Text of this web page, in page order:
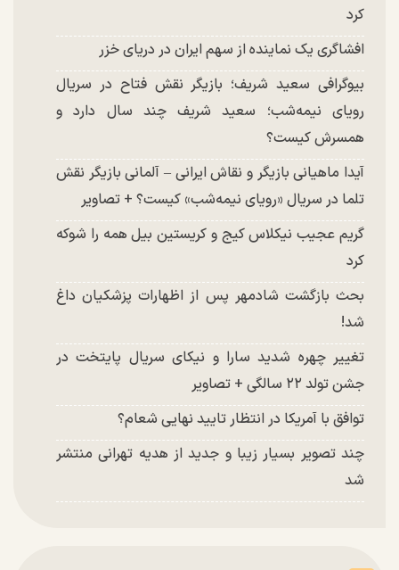
کرد
افشاگری یک نماینده از سهم ایران در دریای خزر
بیوگرافی سعید شریف؛ بازیگر نقش فتاح در سریال
رویای نیمه‌شب؛ سعید شریف چند سال دارد و
همسرش کیست؟
آیدا ماهیانی بازیگر و نقاش ایرانی – آلمانی بازیگر نقش
تلما در سریال «رویای نیمه‌شب» کیست؟ + تصاویر
گریم عجیب نیکلاس کیج و کریستین بیل همه را شوکه
کرد
بحث بازگشت شادمهر پس از اظهارات پزشکیان داغ
شد!
تغییر چهره شدید سارا و نیکای سریال پایتخت در
جشن تولد ۲۲ سالگی + تصاویر
توافق با آمریکا در انتظار تایید نهایی شعام؟
چند تصویر بسیار زیبا و جدید از هدیه تهرانی منتشر
شد